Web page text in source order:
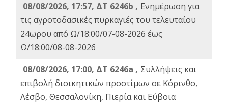
08/08/2026, 17:57, ΔΤ 6246b , Ενημέρωση για
τις αγροτοδασικές πυρκαγιές του τελευταίου
24ωρου από Ω/18:00/07-08-2026 έως
Ω/18:00/08-08-2026
08/08/2026, 17:00, ΔΤ 6246a , Συλλήψεις και
επιβολή διοικητικών προστίμων σε Κόρινθο,
Λέσβο, Θεσσαλονίκη, Πιερία και Εύβοια